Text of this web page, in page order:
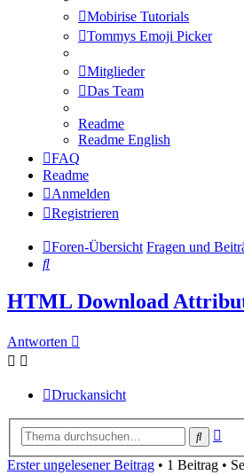
Mobirise Tutorials
Tommys Emoji Picker
Mitglieder
Das Team
Readme
Readme English
FAQ
Readme
Anmelden
Registrieren
Foren-Übersicht Fragen und
Suche
HTML Download
Antworten
Druckansicht
Suche
Erster ungelesener Beitrag • 1 Beitrag •